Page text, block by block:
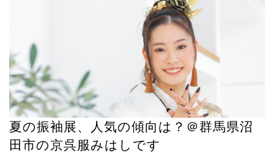
夏の振袖展、人気の傾向は？＠群馬県沼
田市の京呉服みはしです